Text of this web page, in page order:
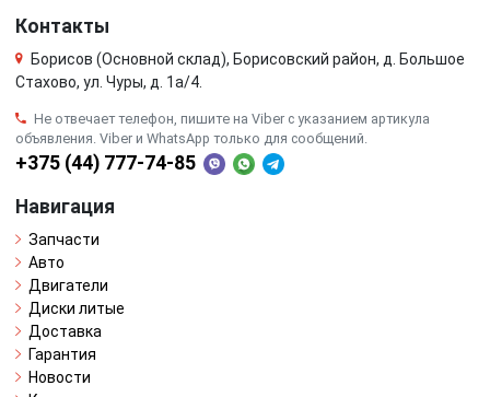
Контакты
Борисов (Основной склад), Борисовский район, д. Большое
Стахово, ул. Чуры, д. 1a/4.
Не отвечает телефон, пишите на Viber с указанием артикула
объявления. Viber и WhatsApp только для сообщений.
+375 (44) 777-74-85
Навигация
Запчасти
Авто
Двигатели
Диски литые
Доставка
Гарантия
Новости